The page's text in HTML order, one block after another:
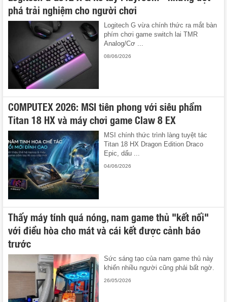
phá trải nghiệm cho người chơi
Logitech G vừa chính thức ra mắt bàn
phím chơi game switch lai TMR
Analog/Cơ ...
08/06/2026
COMPUTEX 2026: MSI tiên phong với siêu phẩm
Titan 18 HX và máy chơi game Claw 8 EX
MSI chính thức trình làng tuyệt tác
Titan 18 HX Dragon Edition Draco
Epic, dấu ...
04/06/2026
Thấy máy tính quá nóng, nam game thủ "kết nối"
với điều hòa cho mát và cái kết được cảnh báo
trước
Sức sáng tạo của nam game thủ này
khiến nhiều người cũng phải bất ngờ.
26/05/2026